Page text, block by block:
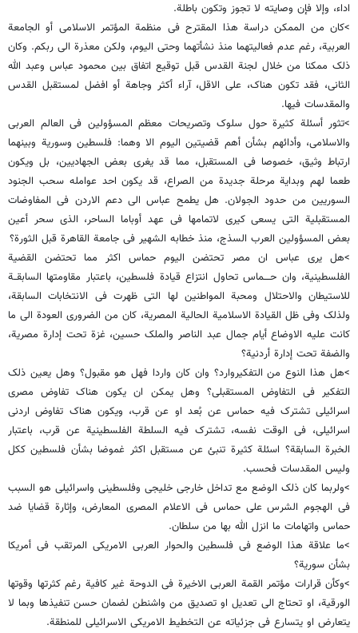
اداء، وإلا فإن وصایته لا تجوز وتکون باطلة.
>کان من الممکن دراسة هذا المقترح فی منظمة المؤتمر الاسلامی أو الجامعة
العربیة، رغم عدم فعالیتهما منذ نشأتهما وحتى الیوم، ولکن معذرة الى ربکم. وکان
ذلک ممکنا من خلال لجنة القدس قبل توقیع اتفاق بین محمود عباس وعبد الله
الثانی، فقد تکون هناک، على الاقل، آراء أکثر وجاهة أو افضل لمستقبل القدس
والمقدسات فیها.
>تثور أسئلة کثیرة حول سلوک وتصریحات معظم المسؤولین فی العالم العربی
والاسلامی، وأدائهم بشأن أهم قضیتین الیوم الا وهما: فلسطین وسوریة وبینهما
ارتباط وثیق، خصوصا فی المستقبل، مما قد یغری بعض الجهادیین، بل ویکون
طعما لهم وبدایة مرحلة جدیدة من الصراع، قد یکون احد عوامله سحب الجنود
السوریین من حدود الجولان. هل یطمح عباس الى دعم الاردن فی المفاوضات
المستقبلیة التی یسعى کیری لاتمامها فی عهد أوباما الساحر، الذی سحر أعین
بعض المسؤولین العرب السذج، منذ خطابه الشهیر فی جامعة القاهرة قبل الثورة؟
>هل یرى عباس ان مصر تحتضن الیوم حماس اکثر مما تحتضن القضیة
الفلسطینیة، وان حــــماس تحاول انتزاع قیادة فلسطین، باعتبار مقاومتها السابقــة
للاستیطان والاحتلال ومحبة المواطنین لها التی ظهرت فی الانتخابات السابقة،
ولذلک وفی ظل القیادة الاسلامیة الحالیة المصریة، کان من الضروری العودة الى ما
کانت علیه الاوضاع أیام جمال عبد الناصر والملک حسین، غزة تحت إدارة مصریة،
والضفة تحت إدارة أردنیة؟
>هل هذا النوع من التفکیروارد؟ وان کان واردا فهل هو مقبول؟ وهل یعین ذلک
التفکیر فی التفاوض المستقبلی؟ وهل یمکن ان یکون هناک تفاوض مصری
اسرائیلی تشترک فیه حماس عن بُعد او عن قرب، ویکون هناک تفاوض اردنی
اسرائیلی، فی الوقت نفسه، تشترک فیه السلطة الفلسطینیة عن قرب، باعتبار
الخبرة السابقة؟ اسئلة کثیرة تنبئ عن مستقبل اکثر غموضا بشأن فلسطین ککل
ولیس المقدسات فحسب.
>ولربما کان ذلک الوضع مع تداخل خارجی خلیجی وفلسطینی واسرائیلی هو السبب
فی الهجوم الشرس على حماس فی الاعلام المصری المعارض، وإثارة قضایا ضد
حماس واتهامات ما انزل الله بها من سلطان.
>ما علاقة هذا الوضع فی فلسطین والحوار العربی الامریکی المرتقب فی أمریکا
بشأن سوریة؟
>وکأن قرارات مؤتمر القمة العربی الاخیرة فی الدوحة غیر کافیة رغم کثرتها وقوتها
الورقیة، او تحتاج الى تعدیل او تصدیق من واشنطن لضمان حسن تنفیذها وبما لا
یتعارض او یتسارع فی جزئیاته عن التخطیط الامریکی الاسرائیلی للمنطقة.